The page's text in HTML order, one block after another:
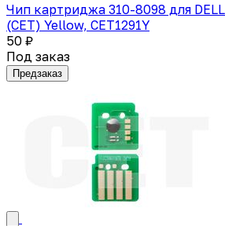
Чип картриджа 310-8098 для
(CET) Yellow, CET1291Y
50 ₽
Под заказ
Предзаказ